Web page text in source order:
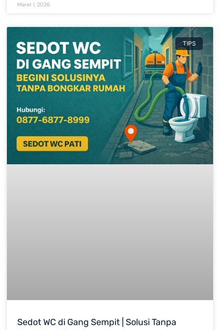
Maret 1, 2026
TIPS
Sedot WC di Gang Sempit | Solusi Tanpa